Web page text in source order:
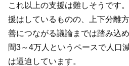
これ以上の支援は難しそうです
援はしているものの、上下分離
善につながる議論までは踏み込
間3～4万人というペースで人口
は逼迫しています。